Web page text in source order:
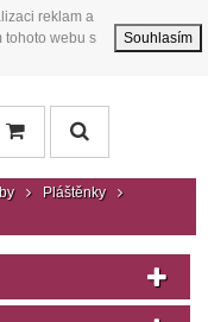
reklam a
tohoto webu s
Souhlasím
Pláštěnky